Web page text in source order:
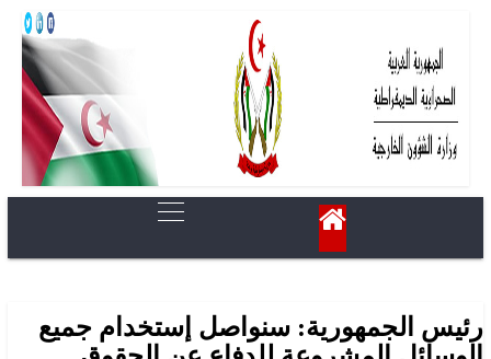
رئيس الجمهورية: سنواصل إستخدام جميع